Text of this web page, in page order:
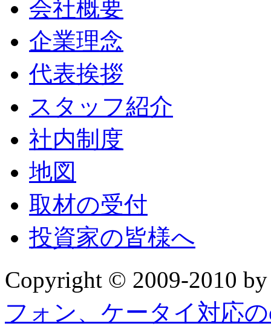
会社概要
企業理念
代表挨拶
スタッフ紹介
社内制度
地図
取材の受付
投資家の皆様へ
Copyright © 2009-2010
フォン、ケータイ対応